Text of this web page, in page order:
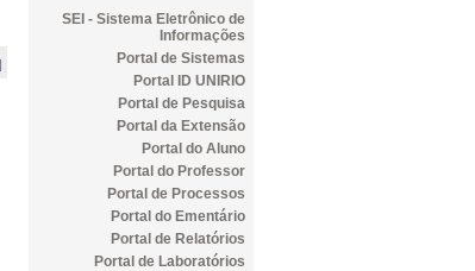
SEI - Sistema Eletrônico de
Informações
Portal de Sistemas
Portal ID UNIRIO
Portal de Pesquisa
Portal da Extensão
Portal do Aluno
Portal do Professor
Portal de Processos
Portal do Ementário
Portal de Relatórios
Portal de Laboratórios